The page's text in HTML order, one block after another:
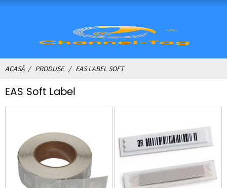
ACASĂ PRODUSE EAS LABEL SOFT
EAS Soft Label